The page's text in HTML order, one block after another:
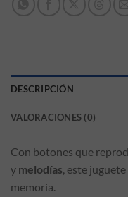
DESCRIPCIÓN
VALORACIONES (0)
Con botones que
y melodías, este
memoria.